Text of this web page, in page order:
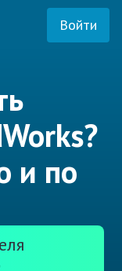
Войти
и по